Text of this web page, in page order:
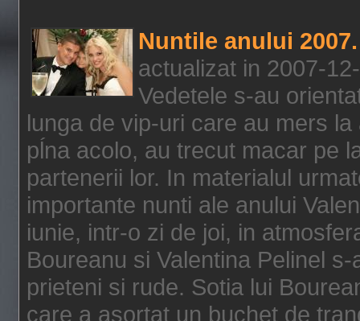
Nuntile anului
actualizat in 2007-
Vedetele s-au
lunga de vip-uri care au mers
pĺna acolo, au trecut macar pe
partenerii lor. In materialul
importante nunti ale anului
iunie, intr-o zi de joi, in
Boureanu si Valentina Pelinel
prieteni si rude. Sotia lui
care a asortat un buchet de